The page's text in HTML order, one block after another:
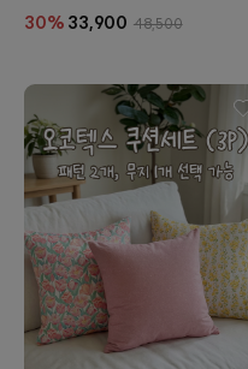
바솜
30% 33,900 48,500